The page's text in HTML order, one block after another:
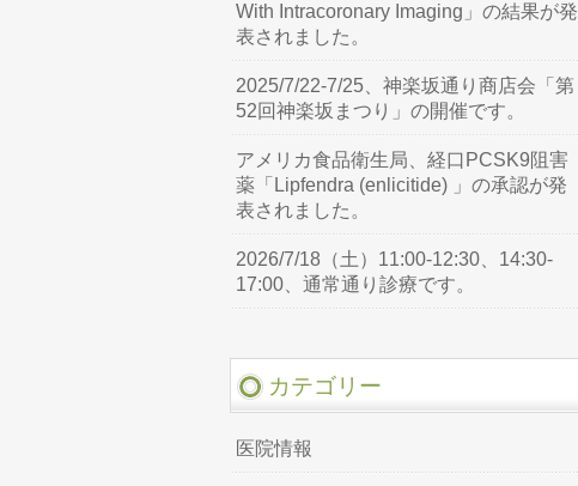
With Intracoronary Imaging」の結果が発
表されました。
2025/7/22-7/25、神楽坂通り商店会「第
52回神楽坂まつり」の開催です。
アメリカ食品衛生局、経口PCSK9阻害
薬「Lipfendra (enlicitide) 」の承認が発
表されました。
2026/7/18（土）11:00-12:30、14:30-
17:00、通常通り診療です。
カテゴリー
医院情報